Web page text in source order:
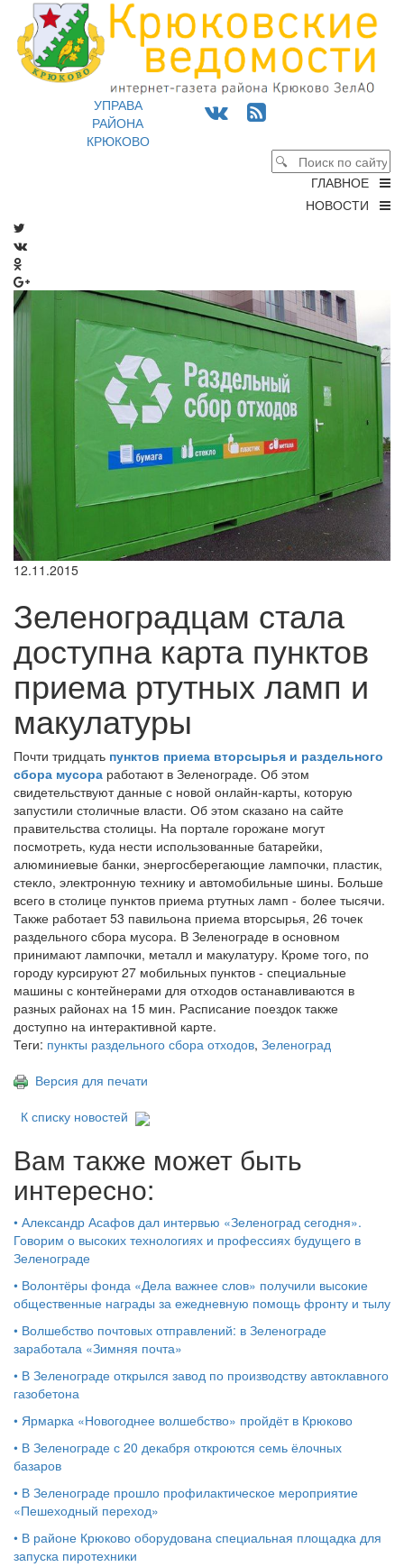
УПРАВА
РАЙОНА
КРЮКОВО
ГЛАВНОЕ
НОВОСТИ
12.11.2015
Зеленоградцам стала
доступна карта пунктов
приема ртутных ламп и
макулатуры
Почти тридцать пунктов приема вторсырья и раздельного
сбора мусора работают в Зеленограде. Об этом
свидетельствуют данные с новой онлайн-карты, которую
запустили столичные власти. Об этом сказано на сайте
правительства столицы. На портале горожане могут
посмотреть, куда нести использованные батарейки,
алюминиевые банки, энергосберегающие лампочки, пластик,
стекло, электронную технику и автомобильные шины. Больше
всего в столице пунктов приема ртутных ламп - более тысячи.
Также работает 53 павильона приема вторсырья, 26 точек
раздельного сбора мусора. В Зеленограде в основном
принимают лампочки, металл и макулатуру. Кроме того, по
городу курсируют 27 мобильных пунктов - специальные
машины с контейнерами для отходов останавливаются в
разных районах на 15 мин. Расписание поездок также
доступно на интерактивной карте.
Теги: пункты раздельного сбора отходов, Зеленоград
Версия для печати
К списку новостей
Вам также может быть
интересно:
• Александр Асафов дал интервью «Зеленоград сегодня».
Говорим о высоких технологиях и профессиях будущего в
Зеленограде
• Волонтёры фонда «Дела важнее слов» получили высокие
общественные награды за ежедневную помощь фронту и тылу
• Волшебство почтовых отправлений: в Зеленограде
заработала «Зимняя почта»
• В Зеленограде открылся завод по производству автоклавного
газобетона
• Ярмарка «Новогоднее волшебство» пройдёт в Крюково
• В Зеленограде с 20 декабря откроются семь ёлочных
базаров
• В Зеленограде прошло профилактическое мероприятие
«Пешеходный переход»
• В районе Крюково оборудована специальная площадка для
запуска пиротехники